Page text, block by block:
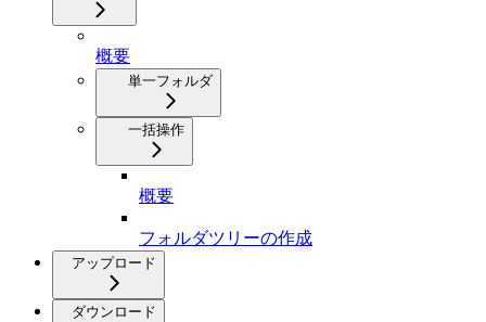
概要
単一フォルダ
一括操作
概要
フォルダツリーの作成
アップロード
ダウンロード